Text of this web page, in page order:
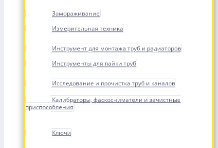
Замораживание
Измерительная техника
Инструмент для монтажа труб и радиаторов
Инструменты для пайки труб
Исследование и прочистка труб и каналов
Калибраторы, фаскосниматели и зачистные
приспособления
Ключи